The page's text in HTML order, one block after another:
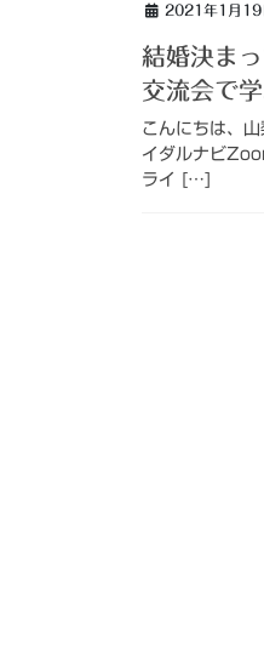
2021年1月19
結婚決ま
交流会で
こんにちは、
イダルナビ
ライ […]